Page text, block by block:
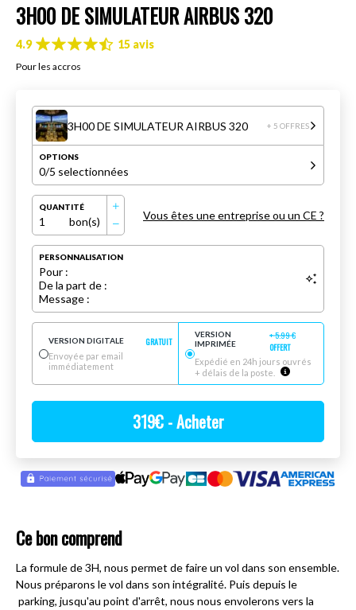
3H00 DE SIMULATEUR AIRBUS 320
4.9 15 avis
Pour les accros
3H00 DE SIMULATEUR AIRBUS 320 + 5 OFFRES
OPTIONS
0/5 selectionnées
QUANTITÉ
1 bon(s) Vous êtes une entreprise ou un CE ?
PERSONNALISATION
Pour :
De la part de :
Message :
VERSION DIGITALE GRATUIT
Envoyée par email
immédiatement
VERSION
IMPRIMÉE
+5.99€
OFFERT
Expédié en 24h jours ouvrés
+ délais de la poste.
319€- Acheter
Ce bon comprend
La formule de 3H, nous permet de faire un vol dans son ensemble.
Nous préparons le vol dans son intégralité. Puis depuis le
parking, jusqu'au point d'arrêt, nous nous envolerons vers la